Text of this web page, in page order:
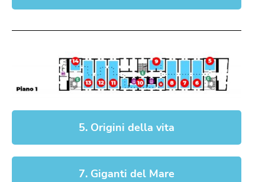
5. Origini della vita
7. Giganti del Mare